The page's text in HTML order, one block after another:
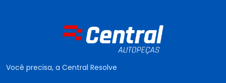
Você precisa, a Central Resolve